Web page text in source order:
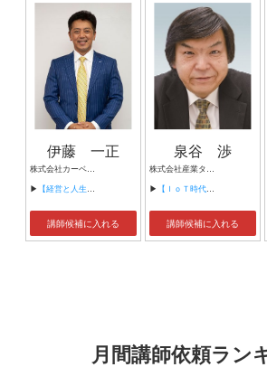
伊藤 一正
▶ 【経営と人生がHappyになる3つのキーワード】
講師候補に入れる
泉谷 渉
▶ 【ＩｏＴ時代にニッポンの製造業が一気に抜け出す！！ ～世界トップシェアのセンサーとロボットで戦え！】
講師候補に入れる
月間講師依頼ラン